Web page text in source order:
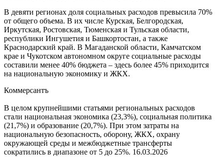
В девяти регионах доля социальных расходов превысила 70%
от общего объема. В их числе Курская, Белгородская,
Иркутская, Ростовская, Тюменская и Тульская области,
республики Ингушетия и Башкортостан, а также
Краснодарский край. В Магаданской области, Камчатском
крае и Чукотском автономном округе социальные расходы
составили менее 40% бюджета – здесь более 45% приходится
на национальную экономику и ЖКХ.
Коммерсантъ
В целом крупнейшими статьями региональных расходов
стали национальная экономика (23,3%), социальная политика
(21,7%) и образование (20,7%). При этом затраты на
национальную безопасность, оборону, ЖКХ, охрану
окружающей среды и межбюджетные трансферты
сократились в диапазоне от 5 до 25%. 16.03.2026